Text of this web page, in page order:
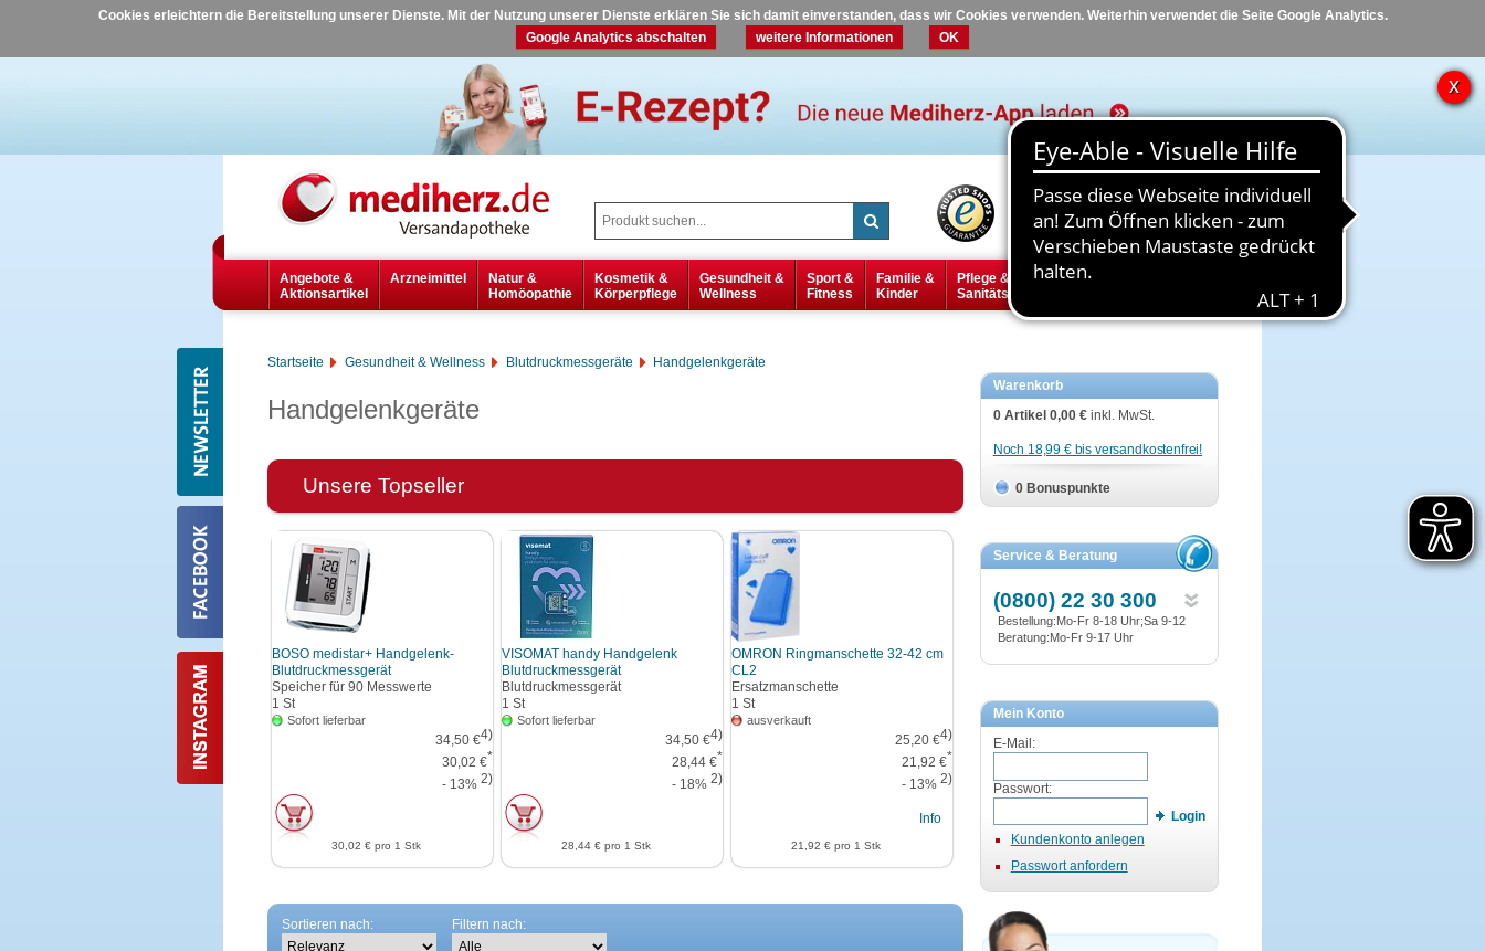
Cookies erleichtern die Bereitstellung unserer Dienste. Mit der Nutzung unserer Dienste erklären Sie sich damit einverstanden, dass wir Cookies verwenden. Weiterhin verwendet die Seite Google Analytics.
Google Analytics abschalten
weitere Informationen OK
Hilfe Kontakt
Angebote &
Aktionsartikel
Arzneimittel
Natur &
Homöopathie
Kosmetik &
Körperpflege
Gesundheit &
Wellness
Sport &
Fitness
Familie &
Kinder
Pflege &
Sanitätsbedarf
Diabetes
Startseite Gesundheit & Wellness Blutdruckmessgeräte Handgelenkgeräte
Handgelenkgeräte
Unsere Topseller
BOSO medistar+ Handgelenk-
Blutdruckmessgerät
Speicher für 90 Messwerte
1 St
Sofort lieferbar
34,50 €4)
30,02 €*
- 13%2)
30,02 € pro 1 Stk
VISOMAT handy Handgelenk
Blutdruckmessgerät
Blutdruckmessgerät
1St
Sofort lieferbar
34,50 €4)
28,44 €*
- 18%2)
28,44 € pro 1 Stk
OMRON Ringmanschette 32-42 cm
CL2
Ersatzmanschette
1St
ausverkauft
25,20 €4)
21,92 €*
- 13%2)
21,92 € pro 1 Stk
Info
Sortieren nach: Filtern nach:
Warenkorb
0 Artikel 0,00 € inkl. MwSt.
Noch 18,99 € bis versandkostenfrei!
0 Bonuspunkte
Service & Beratung
(0800) 22 30 300
Bestellung:Mo-Fr 8-18 Uhr;Sa 9-12
Beratung:Mo-Fr 9-17 Uhr
Mein Konto
E-Mail:
Passwort:
Login
Kundenkonto anlegen
Passwort anfordern